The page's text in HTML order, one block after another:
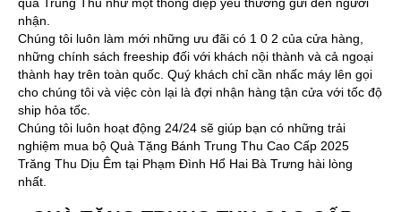
nhận.
Chúng tôi luôn làm mới những ưu đãi có 1 0 2 của cửa hàng,
những chính sách freeship đối với khách nội thành và cả ngoại
thành hay trên toàn quốc. Quý khách chỉ cần nhấc máy lên gọi
cho chúng tôi và việc còn lại là đợi nhận hàng tận cửa với tốc độ
ship hỏa tốc.
Chúng tôi luôn hoạt động 24/24 sẽ giúp bạn có những trải
nghiệm mua bộ Quà Tặng Bánh Trung Thu Cao Cấp 2025
Trăng Thu Dịu Êm tại Phạm Đình Hổ Hai Bà Trưng hài lòng
nhất.